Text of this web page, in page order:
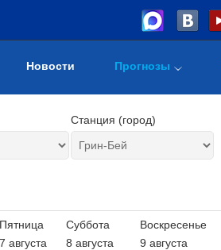
Новости Прогнозы
Станция (город)
Пятница
7 августа
Суббота
8 августа
Воскресенье
9 августа